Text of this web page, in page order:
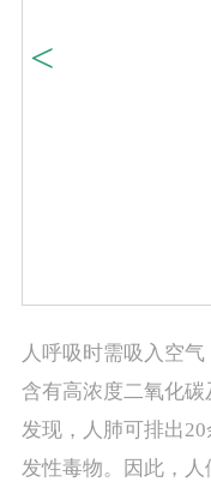
<
人呼吸时需吸入空
含有高浓度二氧化
发现，人肺可排出
发性毒物。因此，人